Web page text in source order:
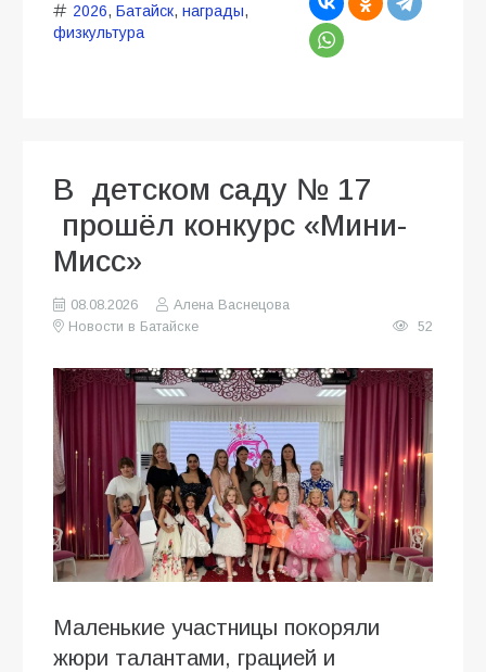
2026, Батайск, награды,
физкультура
В детском саду № 17
прошёл конкурс «Мини-
Мисс»
08.08.2026
Алена Васнецова
Новости в Батайске
52
Маленькие участницы покоряли
жюри талантами, грацией и